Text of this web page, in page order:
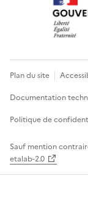
Plan du site
Documentation
Politique de
Sauf mention
etalab-2.0